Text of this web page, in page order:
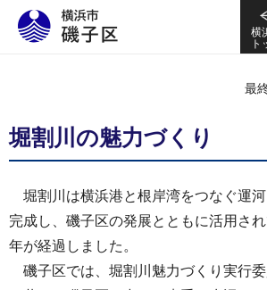
横
ト
最
堀割川の魅力づくり
堀割川は横浜港と根岸湾をつなぐ運
完成し、磯子区の発展とともに活用さ
年が経過しました。
磯子区では、堀割川魅力づくり実行